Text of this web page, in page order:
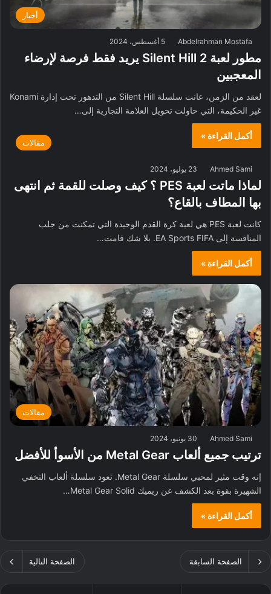
أخبار
Abdelrahman Mostafa 5 أغسطس، 2024
مطور لعبة Silent Hill 2 يريد فقط فرصة لإرضاء
المعجبين
لعقد من الزمن، عانت سلسلة Silent Hill من التدهور تحت إدارة Konami
غير الحكيمة، التي حاولت تحويل العلامة التجارية إلى…
أكمل القراءة »
مقالات
Ahmed Sami 23 يوليو، 2024
لماذا ماتت لعبة PES ؟ كيف وصلت للقمة ثم انتهى
بها المطاف بالقاع؟
كانت لعبة PES هي لعبة كرة القدم الوحيدة التي تمكنت من جلب
المنافسة إلى EA Sports FIFA. بلا شك قامت…
أكمل القراءة »
مقالات
Ahmed Sami 30 يونيو، 2024
ترتيب جميع ألعاب Metal Gear من الأسوأ للأفضل
إنه وقت مثير لمحبي سلسلة Metal Gear. تعود سلسلة ألعاب التخفي
الشهيرة بقوة بعد الكشف عن ريميك Metal Gear Solid…
أكمل القراءة »
الصفحة السابقة الصفحة التالية